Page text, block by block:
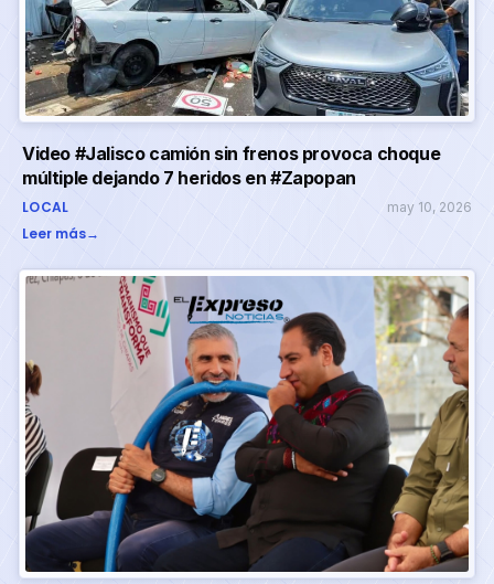
Video #Jalisco camión sin frenos provoca choque
múltiple dejando 7 heridos en #Zapopan
LOCAL may 10, 2026
Leer más→